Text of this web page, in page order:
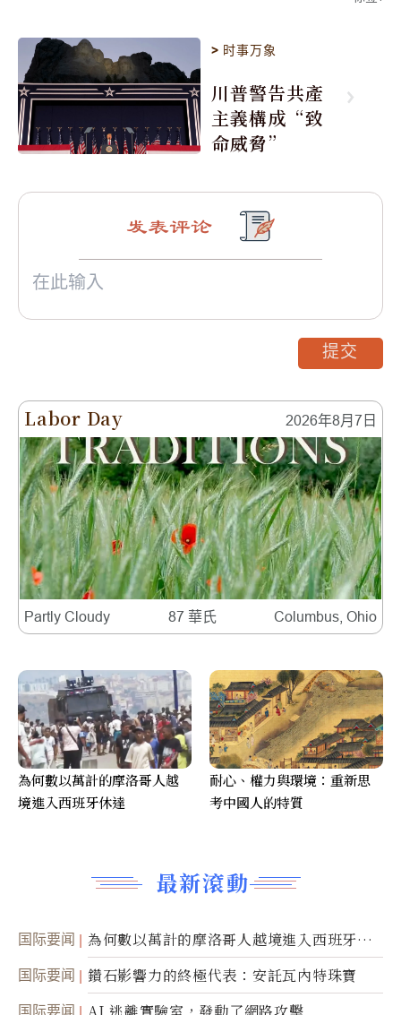
> 时事万象
川普警告共產
主義構成“致
命威脅”
Labor Day 2026年8月7日
Partly Cloudy 87 華氏 Columbus, Ohio
最新滾動
国际要闻
為何數以萬計的摩洛哥人越境進入西班牙休
達
国际要闻 鑽石影響力的終極代表：安託瓦內特珠寶
国际要闻
发表评论
提交
為何數以萬計的摩洛哥人越
境進入西班牙休達
耐心、權力與環境：重新思
考中國人的特質